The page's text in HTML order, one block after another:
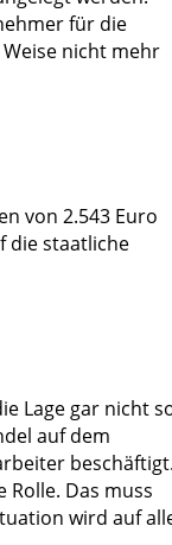
für die
nicht mehr
von 2.543 Euro
die staatliche
Lage gar nicht
auf dem
beschäftigt.
Rolle. Das muss
wird auf
Wofür bekommt